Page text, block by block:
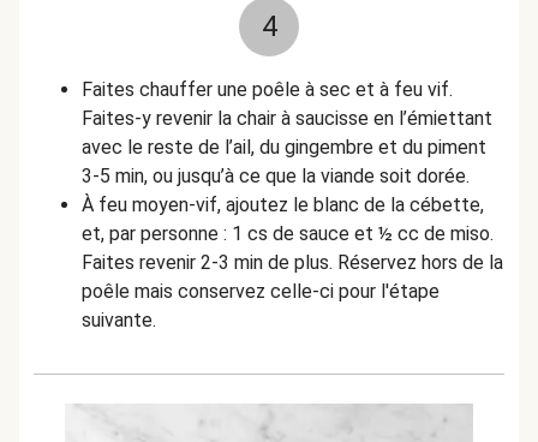
4
Faites chauffer une poêle à sec et à feu vif.
Faites-y revenir la chair à saucisse en l’émiettant
avec le reste de l’ail, du gingembre et du piment
3-5 min, ou jusqu’à ce que la viande soit dorée.
À feu moyen-vif, ajoutez le blanc de la cébette,
et, par personne : 1 cs de sauce et ½ cc de miso.
Faites revenir 2-3 min de plus. Réservez hors de la
poêle mais conservez celle-ci pour l'étape
suivante.